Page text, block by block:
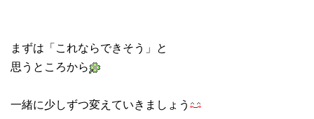
まずは「これならできそう」と
思うところから
一緒に少しずつ変えていきましょう